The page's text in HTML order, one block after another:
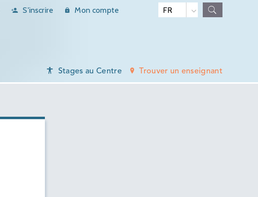
S'inscrire Mon compte
Trouver un enseignant
Stages au Centre